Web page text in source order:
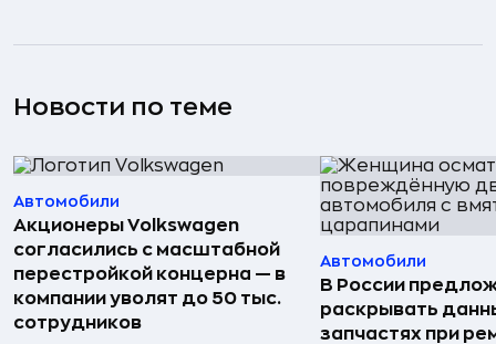
Новости по теме
Автомобили
Акционеры Volkswagen
согласились с масштабной
перестройкой концерна — в
компании уволят до 50 тыс.
сотрудников
Автомобили
В России
раскрывать
запчастях при